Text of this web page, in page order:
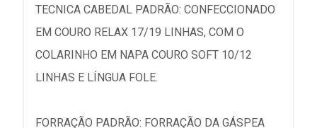
TECNICA CABEDAL PADRÃO: CONFECCIONADO
EM COURO RELAX 17/19 LINHAS, COM O
COLARINHO EM NAPA COURO SOFT 10/12
LINHAS E LÍNGUA FOLE.
FORRAÇÃO PADRÃO: FORRAÇÃO DA GÁSPEA